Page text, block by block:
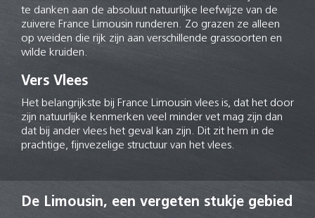
te danken aan de absoluut natuurlijke leefwijze van de
zuivere France Limousin runderen. Zo grazen ze alleen
op weiden die rijk zijn aan verschillende grassoorten en
wilde kruiden.
Vers Vlees
Het belangrijkste bij France Limousin vlees is, dat het door
zijn natuurlijke kenmerken veel minder vet mag zijn dan
dat bij ander vlees het geval kan zijn. Dit zit hem in de
prachtige, fijnvezelige structuur van het vlees.
De Limousin, een vergeten stukje gebied